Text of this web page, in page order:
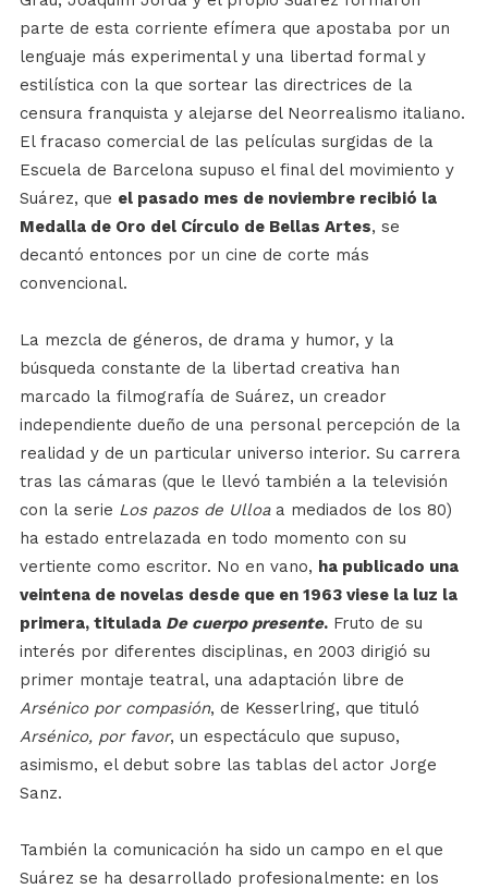
parte de esta corriente efímera que apostaba por un
lenguaje más experimental y una libertad formal y
estilística con la que sortear las directrices de la
censura franquista y alejarse del Neorrealismo italiano.
El fracaso comercial de las películas surgidas de la
Escuela de Barcelona supuso el final del movimiento y
Suárez, que el pasado mes de noviembre recibió la
Medalla de Oro del Círculo de Bellas Artes, se
decantó entonces por un cine de corte más
convencional.
La mezcla de géneros, de drama y humor, y la
búsqueda constante de la libertad creativa han
marcado la filmografía de Suárez, un creador
independiente dueño de una personal percepción de la
realidad y de un particular universo interior. Su carrera
tras las cámaras (que le llevó también a la televisión
con la serie Los pazos de Ulloaa mediados de los 80)
ha estado entrelazada en todo momento con su
vertiente como escritor. No en vano, ha publicado una
veintena de novelas desde que en 1963 viese la luz la
primera, titulada De cuerpo presente.Fruto de su
interés por diferentes disciplinas, en 2003 dirigió su
primer montaje teatral, una adaptación libre de
Arsénico por compasión, de Kesserlring, que tituló
Arsénico, por favor, un espectáculo que supuso,
asimismo, el debut sobre las tablas del actor Jorge
Sanz.
También la comunicación ha sido un campo en el que
Suárez se ha desarrollado profesionalmente: en los